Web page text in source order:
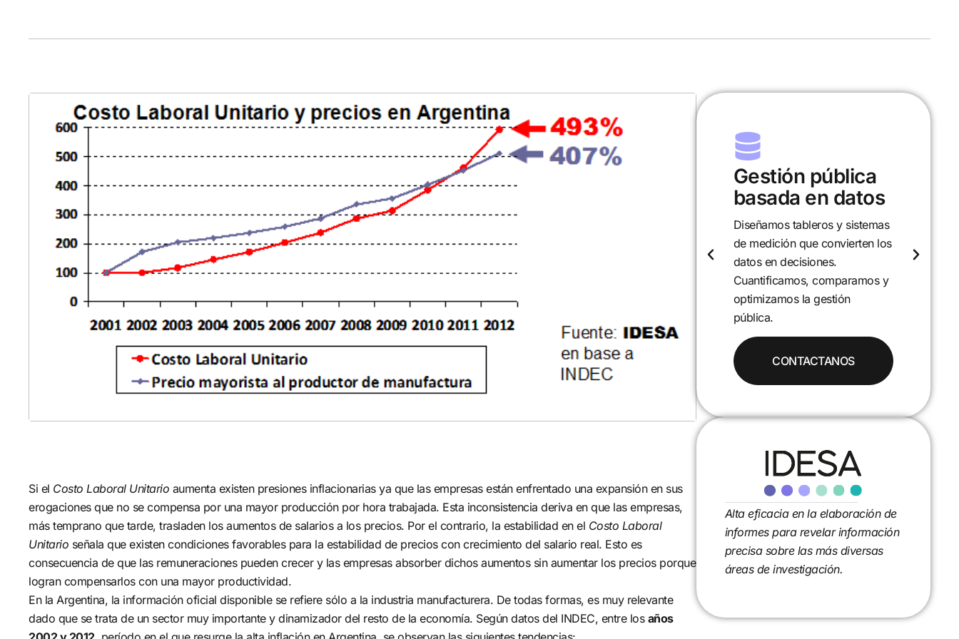
Si el Costo Laboral Unitario aumenta existen presiones inflacionarias ya que las empresas están enfrentado una expansión en sus
erogaciones que no se compensa por una mayor producción por hora trabajada. Esta inconsistencia deriva en que las empresas,
más temprano que tarde, trasladen los aumentos de salarios a los precios. Por el contrario, la estabilidad en el Costo Laboral
Unitario señala que existen condiciones favorables para la estabilidad de precios con crecimiento del salario real. Esto es
consecuencia de que las remuneraciones pueden crecer y las empresas absorber dichos aumentos sin aumentar los precios porque
logran compensarlos con una mayor productividad.
En la Argentina, la información oficial disponible se refiere sólo a la industria manufacturera. De todas formas, es muy relevante
dado que se trata de un sector muy importante y dinamizador del resto de la economía. Según datos del INDEC, entre los años
capacitaciones
Analizamos políticas,
programas y realidades locales
proyectos de investigación que
aportan evidencia y soluciones.
de medición que convierten los
optimizamos la gestión
pública.
CONTACTANOS
Investigación y
desarrollo
Analizamos políticas,
programas y realidades locales
para entender sus causas y
efectos. Desarrollamos
proyectos de investigación que
aportan evidencia y soluciones.
Alta eficacia en la elaboración de
informes para revelar información
precisa sobre las más diversas
áreas de investigación.